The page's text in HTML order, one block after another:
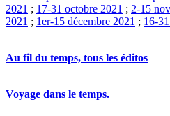
2021 ; 17-31 octobre 2021 ; 2-15
2021 ; 1er-15 décembre 2021 ; 16-
Au fil du temps, tous les éditos
Voyage dans le temps.